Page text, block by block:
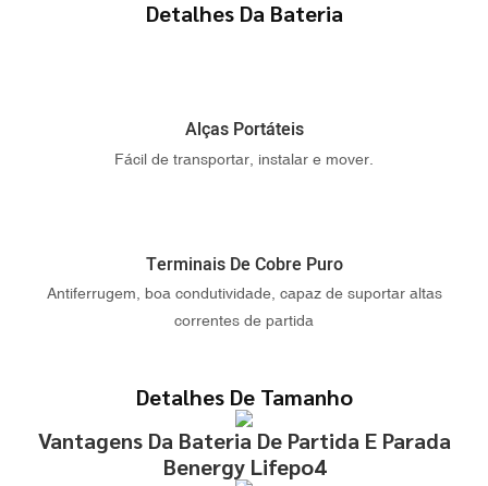
Detalhes Da Bateria
Alças Portáteis
Fácil de transportar, instalar e mover.
Terminais De Cobre Puro
Antiferrugem, boa condutividade, capaz de suportar altas
correntes de partida
Detalhes De Tamanho
Vantagens Da Bateria De Partida E Parada
Benergy Lifepo4